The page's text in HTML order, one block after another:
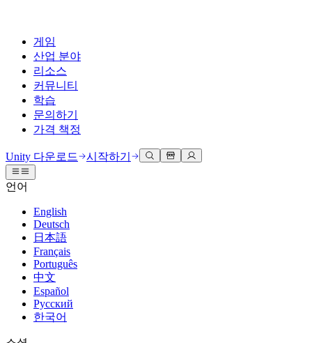
게임
산업 분야
리소스
커뮤니티
학습
문의하기
가격 책정
Unity 엔진
모든 플랫폼 위한 2D 및 3D 게임 제작
협업
팀과 함께 신속한 협업과 반복 작업을 수행하세요.
Unity 다운로드
플랜 및 가격
배포
3D 협업
실시간 3D 프로젝트 빌드 및 검토
몰입형 교육
몰입도 높은 환경 제작
고객 경험
인터랙티브 3D 경험 제작
산업 분야
기술 자료
공식 유저. '광고 지면'의 타겟 고객 매뉴얼 및 API 레퍼런스
개발자 툴
릴리스 버전 및 이슈 트래커
로드맵
예정된 기능 검토
토론
토론, 문제 해결, 소통
이벤트
글로벌 이벤트 및 현지 이벤트
커뮤니티 사례
Made with Unity
Unity 크리에이터 소개
Livestreams
Unity Learn
무료로 Unity 기술 마스터
전문 교육
Unity 강사와 함께 팀의 역량을 강화하세요
Unity 처음 사용하시나요
시작하기
학습 시작하기
도움 받기
성공을 위한 Unity
Success 플랜
전문가 지원을 통해 더 빠르게 목표 도달률 달성
일반적인 질문에 대한 답변
문의하기
Unity 다운로드 시작하기
언어
English
Deutsch
日本語
Français
Português
中文
Español
Русский
한국어